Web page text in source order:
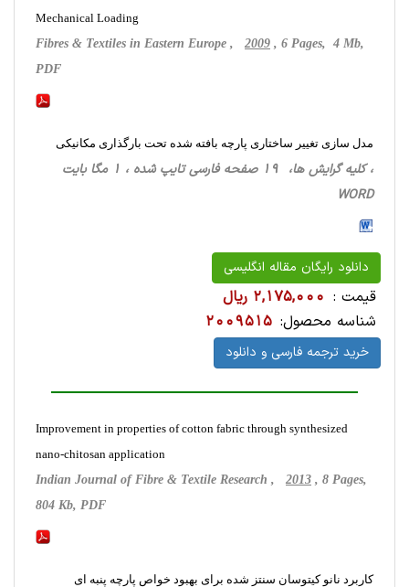
Mechanical Loading
Fibres & Textiles in Eastern Europe , 2009 , 6 Pages, 4 Mb,
PDF
مدل سازی تغییر ساختاری پارچه بافته شده تحت بارگذاری مکانیکی
، کلیه گرایش ها، 19 صفحه فارسی تایپ شده ، 1 مگا بایت
WORD
دانلود رایگان مقاله انگلیسی
قیمت : 2,175,000 ریال
شناسه محصول: 2009515
خرید ترجمه فارسی و دانلود
Improvement in properties of cotton fabric through synthesized
nano-chitosan application
Indian Journal of Fibre & Textile Research , 2013 , 8 Pages,
804 Kb, PDF
کاربرد نانو کیتوسان سنتز شده برای بهبود خواص پارچه پنبه ای